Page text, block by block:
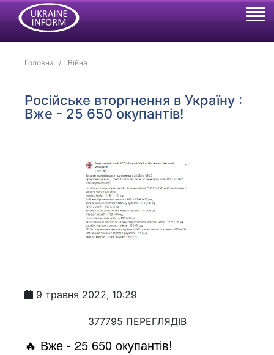
Головна Війна
Російське вторгнення в Україну :
Вже - 25 650 окупантів!
9 травня 2022, 10:29
377795 ПЕРЕГЛЯДІВ
🔥 Вже - 25 650 окупантів!